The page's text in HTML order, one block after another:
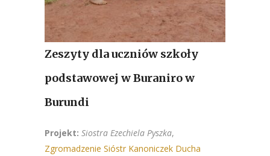
Zeszyty dla uczniów szkoły
podstawowej w Buraniro w
Burundi
Projekt: Siostra Ezechiela Pyszka,
Zgromadzenie Sióstr Kanoniczek Ducha